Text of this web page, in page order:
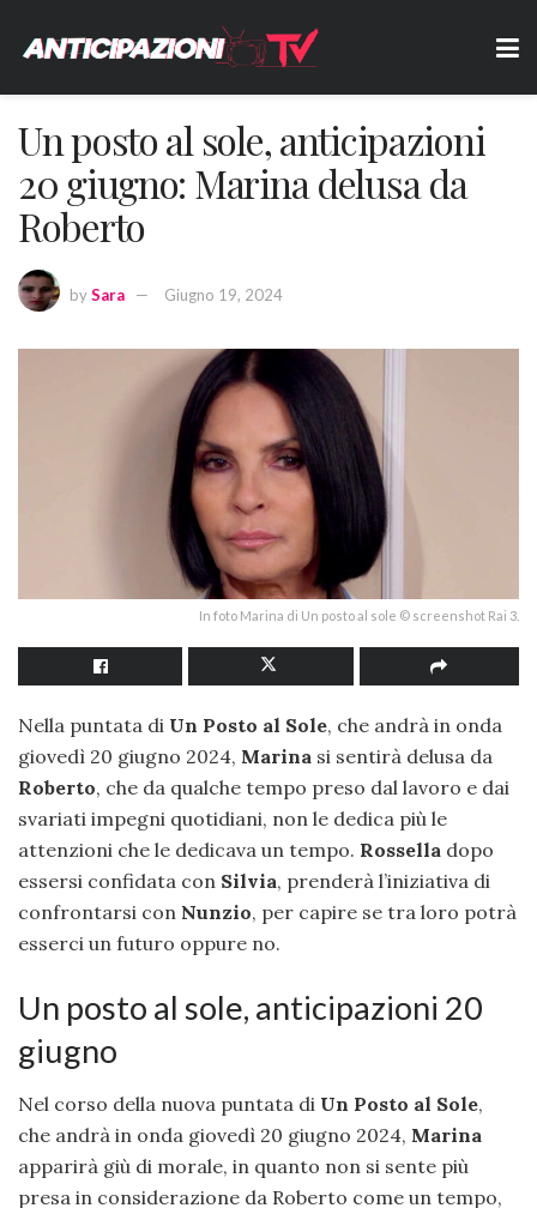
Un posto al sole, anticipazioni
20 giugno: Marina delusa da
Roberto
bySara Giugno 19, 2024
In foto Marina di Un posto al sole © screenshot Rai 3.
Nella puntata di Un Posto al Sole, che andrà in onda
giovedì 20 giugno 2024, Marina si sentirà delusa da
Roberto, che da qualche tempo preso dal lavoro e dai
svariati impegni quotidiani, non le dedica più le
attenzioni che le dedicava un tempo. Rossella dopo
essersi confidata con Silvia, prenderà l’iniziativa di
confrontarsi con Nunzio, per capire se tra loro potrà
esserci un futuro oppure no.
Un posto al sole, anticipazioni 20
giugno
Nel corso della nuova puntata di Un Posto al Sole,
che andrà in onda giovedì 20 giugno 2024, Marina
apparirà giù di morale, in quanto non si sente più
presa in considerazione da Roberto come un tempo,